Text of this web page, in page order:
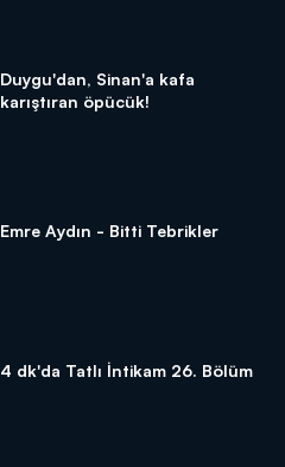
Duygu'dan, Sinan'a kafa
karıştıran öpücük!
Emre Aydın - Bitti Tebrikler
4 dk'da Tatlı İntikam 26. Bölüm